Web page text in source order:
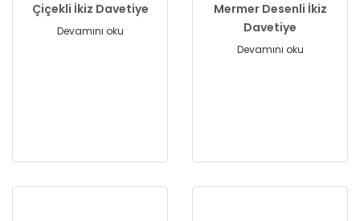
Çiçekli İkiz Davetiye
Devamını oku
Mermer Desenli İkiz
Davetiye
Devamını oku